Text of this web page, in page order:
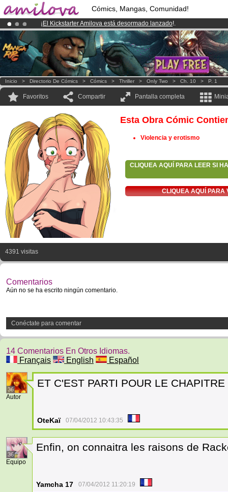
Cómics, Mangas, Comunidad!
¡ El Kickstarter Amilova está desormado lanzado!.
¡Conviertete en Premium por3.95 eurosal mes!Hazte Premium ya
¡Ya tenemos 100000miembrosy 1000 Cómics y Mangas!.
Inicio > Directorio De Cómics > Cómics > Thriller > Only Two > Ch. 10 > P. 1
Favoritos Compartir Pantalla completa
Esta Obra Cómic
Violencia y erotismo
CLIQUEA AQUÍ PARA LEER SI
CLIQUEA AQUÍ PARA
4391 visitas
Comentarios
Aún no se ha escrito ningún comentario.
Conéctate para comentar
14 Comentarios En Otros Idiomas.
Français
English Español
36
Autor
ET C'EST PARTI POUR LE
OteKaï 07/04/2012 10:43:35
36
Equipo
Enfin, on connaitra les raisons de
Yamcha 17 07/04/2012 11:20:19